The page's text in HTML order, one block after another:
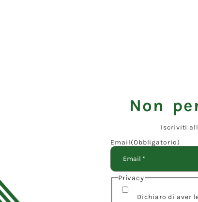
Non
Iscriviti
Email(Obbligatorio)
Privacy
Dichiaro di aver